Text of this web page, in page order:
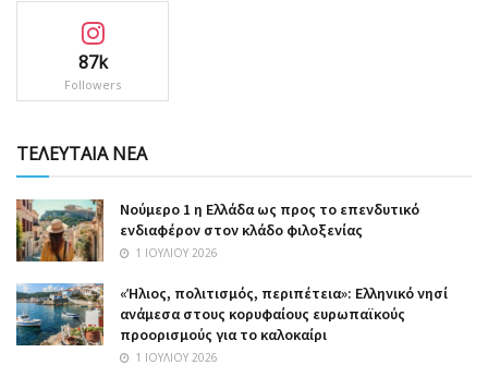
87k
Followers
ΤΕΛΕΥΤΑΙΑ ΝΕΑ
Nούμερο 1 η Ελλάδα ως προς το επενδυτικό
ενδιαφέρον στον κλάδο φιλοξενίας
1 ΙΟΥΛΊΟΥ 2026
«Ήλιος, πολιτισμός, περιπέτεια»: Ελληνικό νησί
ανάμεσα στους κορυφαίους ευρωπαϊκούς
προορισμούς για το καλοκαίρι
1 ΙΟΥΛΊΟΥ 2026